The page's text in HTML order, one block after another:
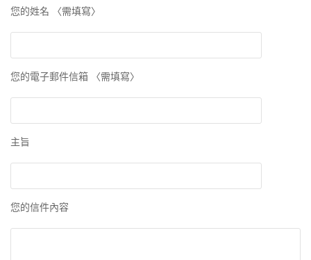
您的姓名 〈需填寫〉
您的電子郵件信箱 〈需填寫〉
主旨
您的信件內容